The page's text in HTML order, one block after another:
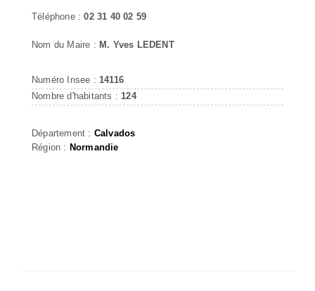
Téléphone :02 31 40 02 59
Nom du Maire : M. Yves LEDENT
Numéro Insee : 14116
Nombre d'habitants : 124
Département : Calvados
Région : Normandie